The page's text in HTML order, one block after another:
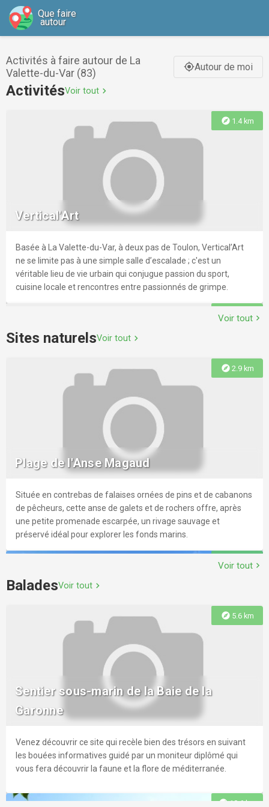
Que faire
autour
Activités à faire autour de La
Valette-du-Var (83)
gps_fixedAutour de moi
ActivitésVoir tout chevron_right
explore 1.4 km
Vertical'Art
Basée à La Valette-du-Var, à deux pas de Toulon, Vertical’Art
ne se limite pas à une simple salle d’escalade ; c'est un
véritable lieu de vie urbain qui conjugue passion du sport,
cuisine locale et rencontres entre passionnés de grimpe.
explore
Piscine Municipale
Ouverture du 1/6 au 30/8/ 2026 : merci de contacter le 04 98
01 15 42r Bassin olympique de 50 mètresr Une pataugeoirer
Cours d'aquagym à partir de 16 ansr Cours de natation
explore3.4 km
Skate Parc TW Trafic Wayr 200m2r 1 lanceur courbe, 1 lanceur
plan incliné, 1 funbox, 1 modul de glisse
Voir tout chevron_right
Sites naturelsVoir tout chevron_right
explore 2.9 km
Plage de l'Anse Magaud
Située en contrebas de falaises ornées de pins et de cabanons
de pêcheurs, cette anse de galets et de rochers offre, après
une petite promenade escarpée, un rivage sauvage et
préservé idéal pour explorer les fonds marins.
explore
Anse du Lido - Plage Tourisme et
Incontournable plages de Toulon .
explore3.8 km
Voir tout chevron_right
BaladesVoir tout chevron_right
explore 5.6 km
Sentier sous-marin de la Baie de la
Garonne
Venez découvrir ce site qui recèle bien des trésors en suivant
les bouées informatives guidé par un moniteur diplômé qui
vous fera découvrir la faune et la flore de méditerranée.
explore10.6 km